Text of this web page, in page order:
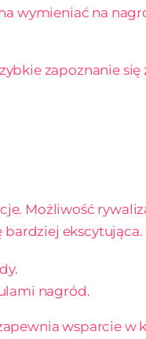
wymieniać na
zapoznanie
Możliwość
bardziej ekscytująca.
nagród.
wsparcie w